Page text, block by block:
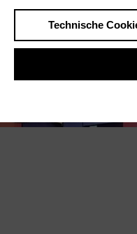
Technische